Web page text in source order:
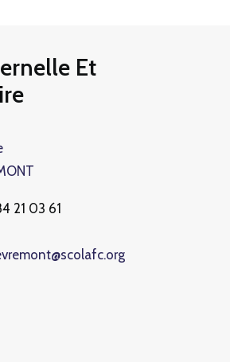
Et
21 03 61